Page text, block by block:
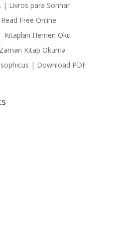
| Livros para Sonhar
Free Online
Kitapları Hemen Oku
Kitap Okuma
| Download PDF